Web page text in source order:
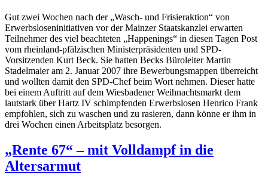
Gut zwei Wochen nach der „Wasch- und Frisieraktion“ von
Erwerbsloseninitiativen vor der Mainzer Staatskanzlei erwarten
Teilnehmer des viel beachteten „Happenings“ in diesen Tagen Post
vom rheinland-pfälzischen Ministerpräsidenten und SPD-
Vorsitzenden Kurt Beck. Sie hatten Becks Büroleiter Martin
Stadelmaier am 2. Januar 2007 ihre Bewerbungsmappen überreicht
und wollten damit den SPD-Chef beim Wort nehmen. Dieser hatte
bei einem Auftritt auf dem Wiesbadener Weihnachtsmarkt dem
lautstark über Hartz IV schimpfenden Erwerbslosen Henrico Frank
empfohlen, sich zu waschen und zu rasieren, dann könne er ihm in
drei Wochen einen Arbeitsplatz besorgen.
„Rente 67“ – mit Volldampf in die
Altersarmut